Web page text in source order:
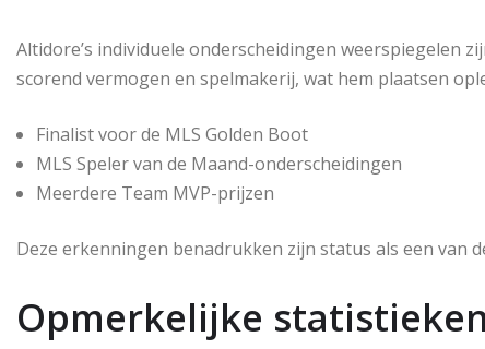
Altidore’s individuele onderscheidingen weerspiegelen
scorend vermogen en spelmakerij, wat hem plaatsen
Finalist voor de MLS Golden Boot
MLS Speler van de Maand-onderscheidingen
Meerdere Team MVP-prijzen
Deze erkenningen benadrukken zijn status als een van
Opmerkelijke